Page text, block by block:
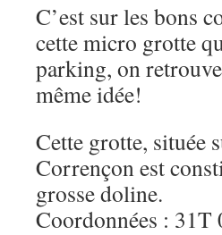
C’est sur les bons
cette micro grotte
parking, on
même idée!
Cette grotte, située
Corrençon est
grosse doline.
Coordonnées :